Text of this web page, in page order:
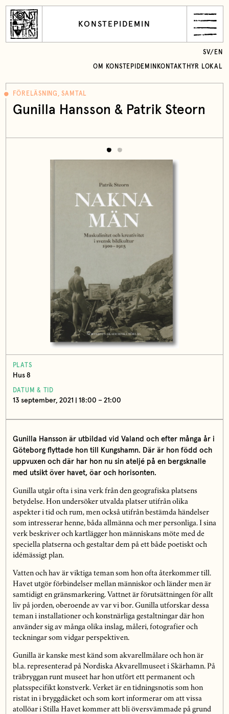
KONSTEPIDEMIN
OM KONSTEPIDEMIN KONTAKT HYR LOKAL
SV/ EN
FÖRELÄSNING, SAMTAL
Gunilla Hansson & Patrik Steorn
PLATS
Hus 8
DATUM & TID
13 september, 2021 | 18:00 – 21:00
Gunilla Hansson är utbildad vid Valand och efter många år i
Göteborg flyttade hon till Kungshamn. Där är hon född och
uppvuxen och där har hon nu sin ateljé på en bergsknalle
med utsikt över havet, öar och horisonten.
Gunilla utgår ofta i sina verk från den geografiska platsens
betydelse. Hon undersöker utvalda platser utifrån olika
aspekter i tid och rum, men också utifrån bestämda händelser
som intresserar henne, båda allmänna och mer personliga. I sina
verk beskriver och kartlägger hon människans möte med de
speciella platserna och gestaltar dem på ett både poetiskt och
idémässigt plan.
Vatten och hav är viktiga teman som hon ofta återkommer till.
Havet utgör förbindelser mellan människor och länder men är
samtidigt en gränsmarkering. Vattnet är förutsättningen för allt
liv på jorden, oberoende av var vi bor. Gunilla utforskar dessa
teman i installationer och konstnärliga gestaltningar där hon
använder sig av många olika inslag, måleri, fotografier och
teckningar som vidgar perspektiven.
Gunilla är kanske mest känd som akvarellmålare och hon är
bl.a. representerad på Nordiska Akvarellmuseet i Skärhamn. På
träbryggan runt museet har hon utfört ett permanent och
platsspecifikt konstverk. Verket är en tidningsnotis som hon
ristat in i bryggdäcket och som kort informerar om att vissa
atollöar i Stilla Havet kommer att bli översvämmade på grund